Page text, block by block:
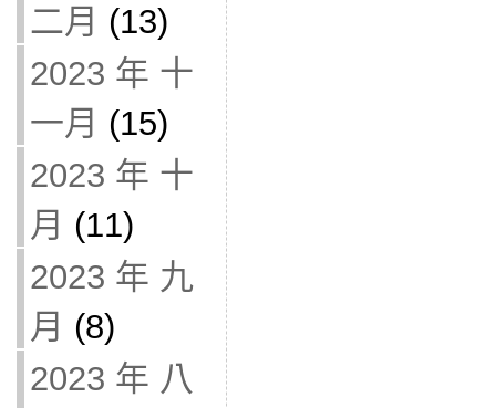
二月 (13)
2023 年 十
一月 (15)
2023 年 十
月 (11)
2023 年 九
月 (8)
2023 年 八